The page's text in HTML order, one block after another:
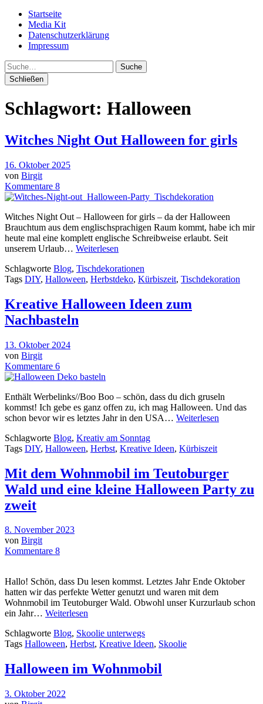
Startseite
Media Kit
Datenschutzerklärung
Impressum
Suche
Schließen
Schlagwort: Halloween
Witches Night Out Halloween for girls
16. Oktober 2025
von Birgit
Kommentare 8
Witches Night Out – Halloween for girls – da der Halloween
Brauchtum aus dem englischsprachigen Raum kommt, habe ich mir
heute mal eine komplett englische Schreibweise erlaubt. Seit
unserem Urlaub… Weiterlesen
Schlagworte Blog, Tischdekorationen
Tags DIY, Halloween, Herbstdeko, Kürbiszeit, Tischdekoration
Kreative Halloween Ideen zum
Nachbasteln
13. Oktober 2024
von Birgit
Kommentare 6
Enthält Werbelinks//Boo Boo – schön, dass du dich gruseln
kommst! Ich gebe es ganz offen zu, ich mag Halloween. Und das
schon bevor wir es letztes Jahr in den USA… Weiterlesen
Schlagworte Blog, Kreativ am Sonntag
Tags DIY, Halloween, Herbst, Kreative Ideen, Kürbiszeit
Mit dem Wohnmobil im Teutoburger
Wald und eine kleine Halloween Party zu
zweit
8. November 2023
von Birgit
Kommentare 8
Hallo! Schön, dass Du lesen kommst. Letztes Jahr Ende Oktober
hatten wir das perfekte Wetter genutzt und waren mit dem
Wohnmobil im Teutoburger Wald. Obwohl unser Kurzurlaub schon
ein Jahr… Weiterlesen
Schlagworte Blog, Skoolie unterwegs
Tags Halloween, Herbst, Kreative Ideen, Skoolie
Halloween im Wohnmobil
3. Oktober 2022